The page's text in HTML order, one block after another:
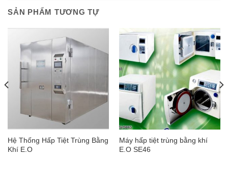
SẢN PHẨM TƯƠNG TỰ
Hệ Thống Hấp Tiệt Trùng Bằng
Khí E.O
Máy hấp tiệt trùng bằng khí
E.O SE46